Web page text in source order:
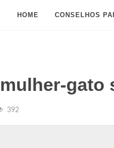
HOME CONSELHOS
gato
392